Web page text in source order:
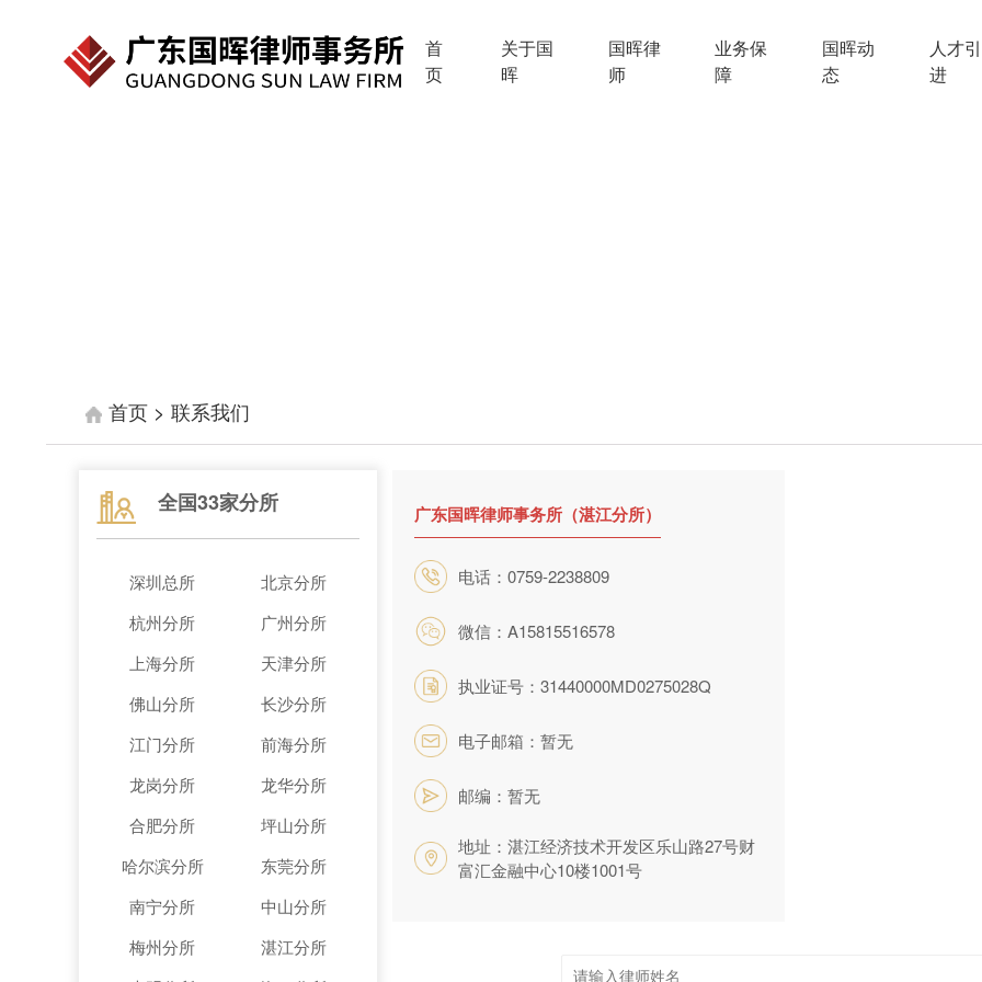
首
页
关于国
晖
国晖律
师
业务保
障
国晖动
态
人才引
进
首页 > 联系我们
全国33家分所
深圳总所
北京分所
杭州分所
广州分所
上海分所
天津分所
佛山分所
长沙分所
江门分所
前海分所
龙岗分所
龙华分所
合肥分所
坪山分所
哈尔滨分所
东莞分所
南宁分所
中山分所
梅州分所
湛江分所
广东国晖律师事务所（湛江分所）
电话：0759-2238809
微信：A15815516578
执业证号：31440000MD0275028Q
电子邮箱：暂无
邮编：暂无
地址：湛江经济技术开发区乐山路27号财
富汇金融中心10楼1001号